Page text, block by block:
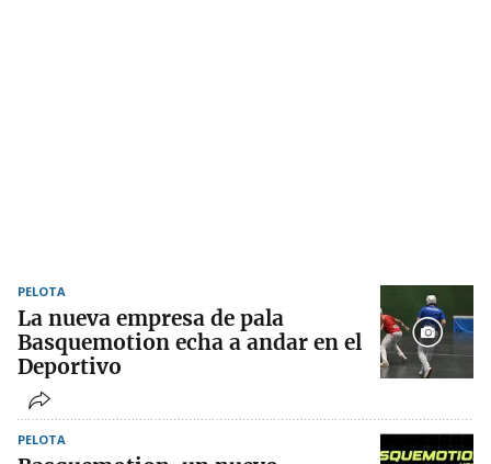
PELOTA
La nueva empresa de pala
Basquemotion echa a andar en el
Deportivo
PELOTA